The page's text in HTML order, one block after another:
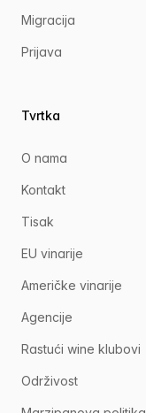
Migracija
Prijava
Tvrtka
O nama
Kontakt
Tisak
EU vinarije
Američke vinarije
Agencije
Rastući wine klubovi
Održivost